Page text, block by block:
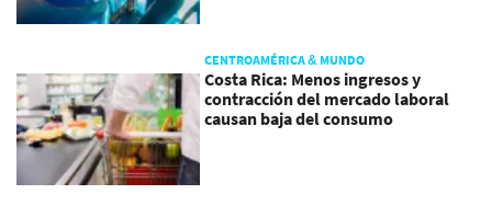
CENTROAMÉRICA & MUNDO
Costa Rica: Menos ingresos y
contracción del mercado laboral
causan baja del consumo